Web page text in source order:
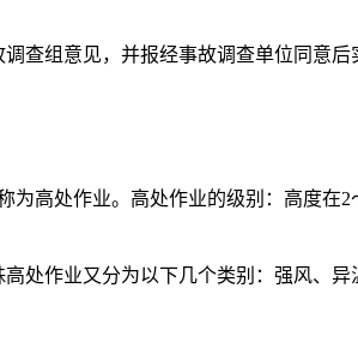
查组意见，并报经事故调查单位同意后
高处作业。高处作业的级别：高度在
处作业又分为以下几个类别：强风、